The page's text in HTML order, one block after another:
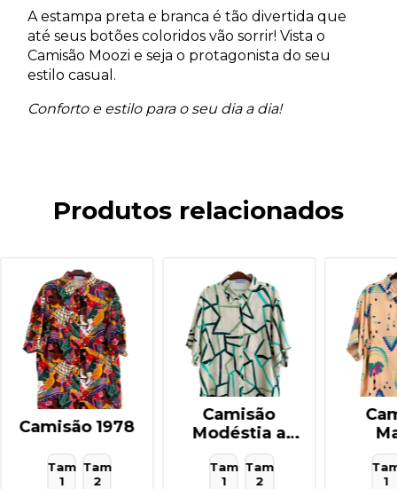
A estampa preta e branca é tão divertida que
até seus botões coloridos vão sorrir! Vista o
Camisão Moozi e seja o protagonista do seu
estilo casual.
Conforto e estilo para o seu dia a dia!
Produtos relacionados
Camisão 1978
Tam
1
Tam
2
Camisão
Modéstia a
parte
Tam
1
Tam
2
1